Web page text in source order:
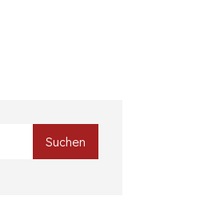
Suchen